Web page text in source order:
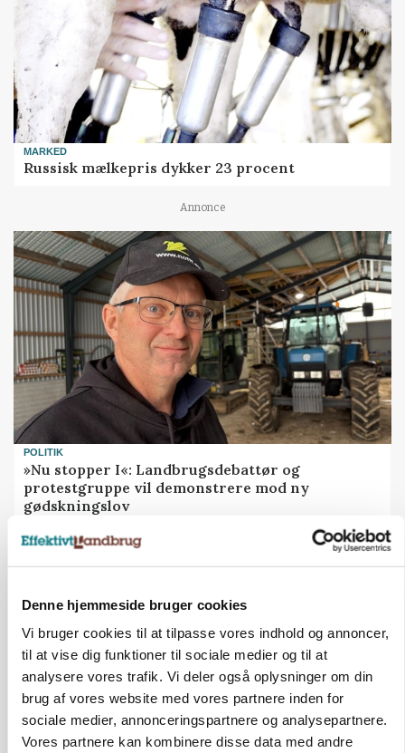
Denne hjemmeside bruger cookies
Vi bruger cookies til at tilpasse vores indhold og annoncer,
til at vise dig funktioner til sociale medier og til at
analysere vores trafik. Vi deler også oplysninger om din
brug af vores website med vores partnere inden for
sociale medier, annonceringspartnere og analysepartnere.
Vores partnere kan kombinere disse data med andre
MARKED
Russisk mælkepris dykker 23 procent
Annonce
POLITIK
»Nu stopper I«: Landbrugsdebattør og
protestgruppe vil demonstrere mod ny
gødskningslov
Folketinget behandler ny gødskningslov: Sådan
kan den ændre din bedrift fra 2027
Annonce
Loading...